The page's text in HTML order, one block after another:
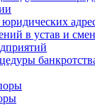
в устав и